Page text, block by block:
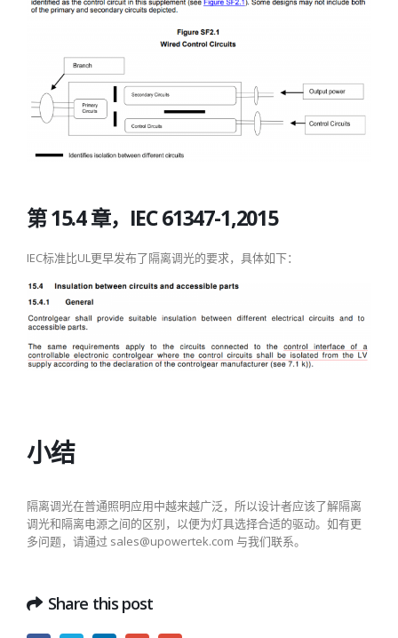
第 15.4 章，IEC 61347-1,2015
IEC标准比UL更早发布了隔离调光的要求，具体如下：
小结
隔离调光在普通照明应用中越来越广泛，所以设计者应该了解隔离
调光和隔离电源之间的区别，以便为灯具选择合适的驱动。如有更
多问题，请通过 sales@upowertek.com 与我们联系。
Share this post